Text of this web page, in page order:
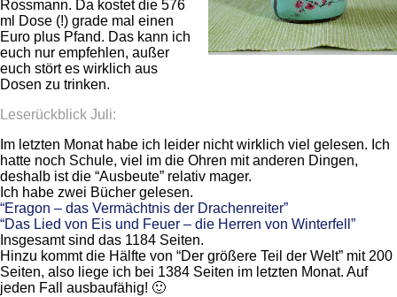
Rossmann. Da kostet die 576
ml Dose (!) grade mal einen
Euro plus Pfand. Das kann ich
euch nur empfehlen, außer
euch stört es wirklich aus
Dosen zu trinken.
Leserückblick Juli:
Im letzten Monat habe ich leider nicht wirklich viel gelesen. Ich
hatte noch Schule, viel im die Ohren mit anderen Dingen,
deshalb ist die “Ausbeute” relativ mager.
Ich habe zwei Bücher gelesen.
“Eragon – das Vermächtnis der Drachenreiter”
“Das Lied von Eis und Feuer – die Herren von Winterfell”
Insgesamt sind das 1184 Seiten.
Hinzu kommt die Hälfte von “Der größere Teil der Welt” mit 200
Seiten, also liege ich bei 1384 Seiten im letzten Monat. Auf
jeden Fall ausbaufähig! 🙂